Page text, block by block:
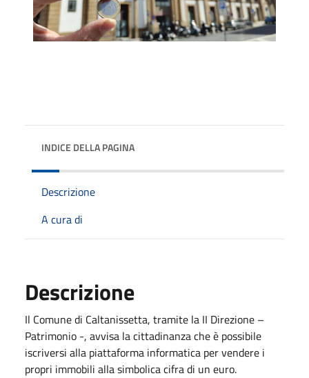
INDICE DELLA PAGINA
Descrizione
A cura di
Descrizione
Il Comune di Caltanissetta, tramite la II Direzione –
Patrimonio -, avvisa la cittadinanza che è possibile
iscriversi alla piattaforma informatica per vendere i
propri immobili alla simbolica cifra di un euro.